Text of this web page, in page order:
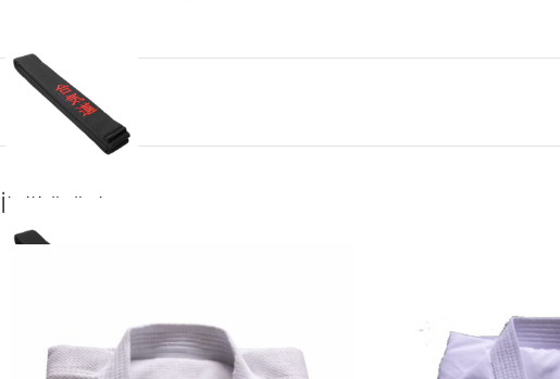
İlgili ürünler